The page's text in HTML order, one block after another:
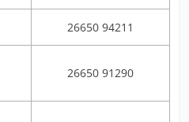
26650 94211
26650 91290